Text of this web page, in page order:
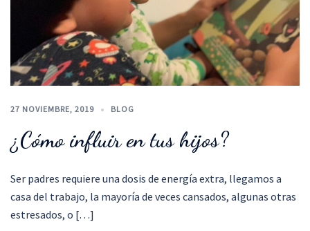
27 NOVIEMBRE, 2019 BLOG
¿Cómo influir en tus hijos?
Ser padres requiere una dosis de energía extra, llegamos a
casa del trabajo, la mayoría de veces cansados, algunas otras
estresados, o […]